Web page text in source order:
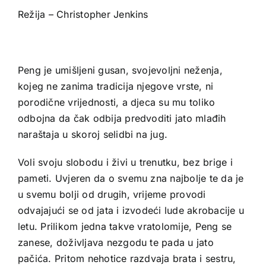
Režija – Christopher Jenkins
Peng je umišljeni gusan, svojevoljni neženja,
kojeg ne zanima tradicija njegove vrste, ni
porodične vrijednosti, a djeca su mu toliko
odbojna da čak odbija predvoditi jato mlađih
naraštaja u skoroj selidbi na jug.
Voli svoju slobodu i živi u trenutku, bez brige i
pameti. Uvjeren da o svemu zna najbolje te da je
u svemu bolji od drugih, vrijeme provodi
odvajajući se od jata i izvodeći lude akrobacije u
letu. Prilikom jedna takve vratolomije, Peng se
zanese, doživljava nezgodu te pada u jato
pačića. Pritom nehotice razdvaja brata i sestru,